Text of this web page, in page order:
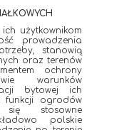
użytkownikom
prowadzenia
stanowią
oraz terenów
ochrony
warunków
bytowej ich
funkcji ogrodów
się stosowne
polskie